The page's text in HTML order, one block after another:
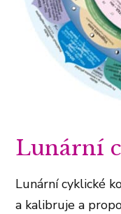
Lunární
Lunární cyklické
a kalibruje a